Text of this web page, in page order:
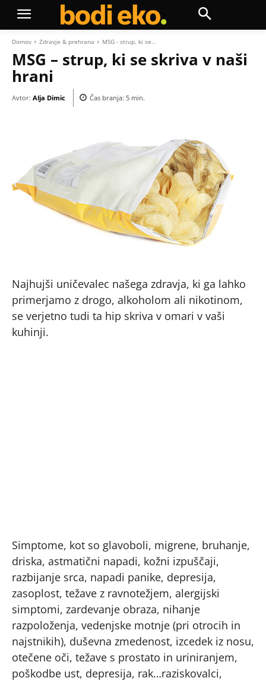
Domov Zdravje & prehrana MSG - strup, ki se...
MSG – strup, ki se skriva v naši
hrani
Avtor: Alja Dimic Čas branja: 5 min.
Najhujši uničevalec našega zdravja, ki ga lahko
primerjamo z drogo, alkoholom ali nikotinom,
se verjetno tudi ta hip skriva v omari v vaši
kuhinji.
Simptome, kot so glavoboli, migrene, bruhanje,
driska, astmatični napadi, kožni izpuščaji,
razbijanje srca, napadi panike, depresija,
zasoplost, težave z ravnotežjem, alergijski
simptomi, zardevanje obraza, nihanje
razpoloženja, vedenjske motnje (pri otrocih in
najstnikih), duševna zmedenost, izcedek iz nosu,
otečene oči, težave s prostato in uriniranjem,
poškodbe ust, depresija, rak…raziskovalci,